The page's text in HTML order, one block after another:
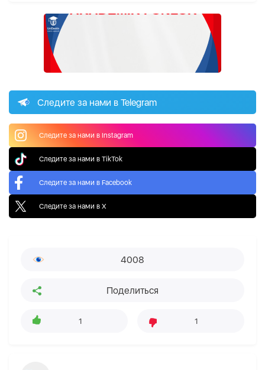
Следите за нами в Telegram
Следите за нами в Instagram
Следите за нами в TikTok
Следите за нами в Facebook
Следите за нами в X
4008
Поделиться
1 1